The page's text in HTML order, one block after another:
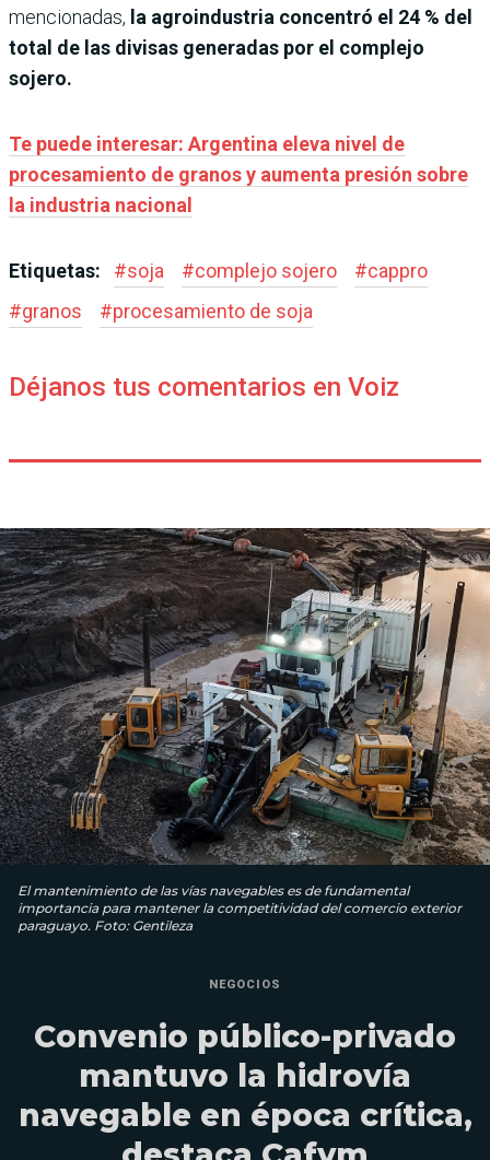
mencionadas, la agroindustria concentró el 24 % del
total de las divisas generadas por el complejo
sojero.
Te puede interesar: Argentina eleva nivel de
procesamiento de granos y aumenta presión sobre
la industria nacional
Etiquetas: #soja #complejo sojero #cappro
#granos #procesamiento de soja
Déjanos tus comentarios en Voiz
El mantenimiento de las vías navegables es de fundamental
importancia para mantener la competitividad del comercio exterior
paraguayo. Foto: Gentileza
NEGOCIOS
Convenio público-privado
mantuvo la hidrovía
navegable en época crítica,